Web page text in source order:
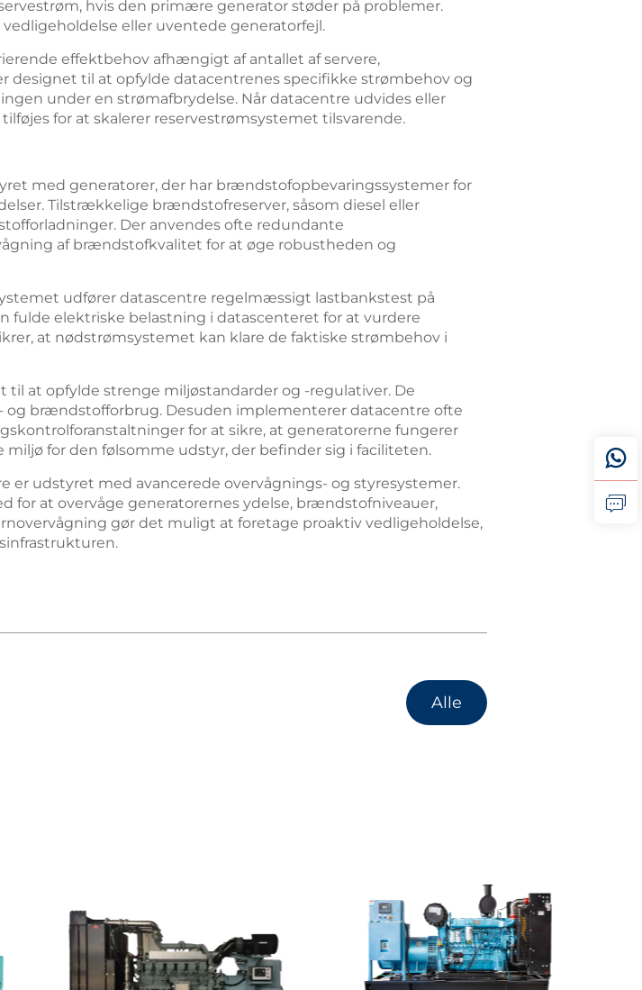
hvis den primære generator støder på problemer.
eller uventede generatorfejl.
effektbehov afhængigt af antallet af servere,
til at opfylde datacentrenes specifikke strømbehov og
under en strømafbrydelse. Når datacentre udvides eller
for at skalerer reservestrømsystemet tilsvarende.
med generatorer, der har brændstofopbevaringssystemer for
Tilstrækkelige brændstofreserver, såsom diesel eller
Der anvendes ofte redundante
af brændstofkvalitet for at øge robustheden og
udfører datascentre regelmæssigt lastbankstest på
elektriske belastning i datascenteret for at vurdere
at nødstrømsystemet kan klare de faktiske strømbehov i
at opfylde strenge miljøstandarder og -regulativer. De
brændstofforbrug. Desuden implementerer datacentre ofte
for at sikre, at generatorerne fungerer
for den følsomme udstyr, der befinder sig i faciliteten.
er udstyret med avancerede overvågnings- og styresystemer.
for at overvåge generatorernes ydelse, brændstofniveauer,
gør det muligt at foretage proaktiv vedligeholdelse,
Alle